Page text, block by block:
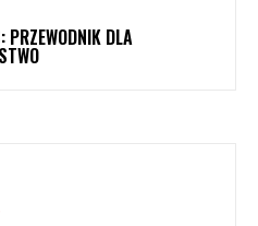
PRZEWODNIK DLA